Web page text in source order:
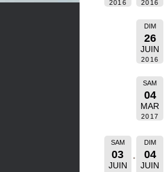
2016 2016
DIM
26
JUIN
2016
SAM
04
MAR
2017
SAM
03
JUIN
DIM
04
JUIN